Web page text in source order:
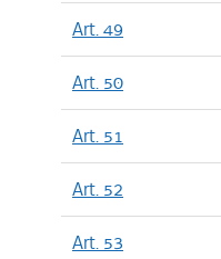
Art. 49
Art. 50
Art. 51
Art. 52
Art. 53